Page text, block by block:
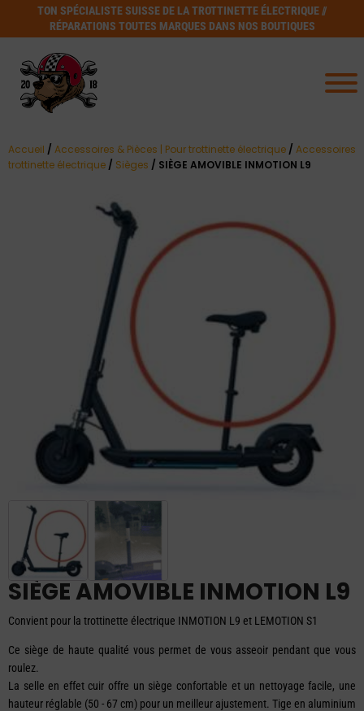
TON SPÉCIALISTE SUISSE DE LA TROTTINETTE ÉLECTRIQUE //
RÉPARATIONS TOUTES MARQUES DANS NOS BOUTIQUES
Accueil / Accessoires & Pièces | Pour trottinette électrique / Accessoires
trottinette électrique / Sièges / SIÈGE AMOVIBLE INMOTION L9
SIÈGE AMOVIBLE INMOTION L9
Convient pour la trottinette électrique INMOTION L9 et LEMOTION S1
Ce siège de haute qualité vous permet de vous asseoir pendant que vous
roulez.
La selle en effet cuir offre un siège confortable et un nettoyage facile, une
hauteur réglable (50 - 67 cm) pour un meilleur ajustement. Tige en aluminium